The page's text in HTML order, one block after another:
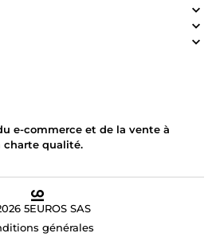
e-commerce et de la vente à
charte qualité.
5EUROS SAS
générales